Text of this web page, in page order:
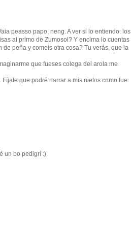
peasso papo, neng. A ver si lo entiendo: los
al primo de Zumosol? Y encima lo cuentas
peña y comeis otra cosa? Tu verás, que la
que fueses colega del arola me
que podré narrar a mis nietos como fue
un bo pedigrí :)